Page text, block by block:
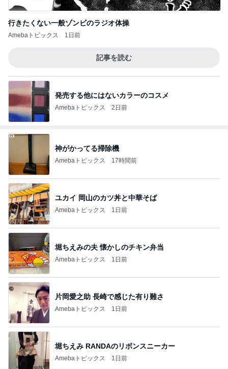
行きたくない一般ゾンビのラジオ体操
Amebaトピックス 1日前
記事を読む
発売する他にはないカラーのコスメ
Amebaトピックス 2日前
神がかってる掃除機
Amebaトピックス 17時間前
ユカイ 岡山のカツ丼と中華そば
Amebaトピックス 1日前
堀ちえみの夫 懐かしのチキン弁当
Amebaトピックス 1日前
片岡愛之助 長崎で感じた有り難さ
Amebaトピックス 1日前
堀ちえみ RANDAのリボンスニーカー
Amebaトピックス 1日前